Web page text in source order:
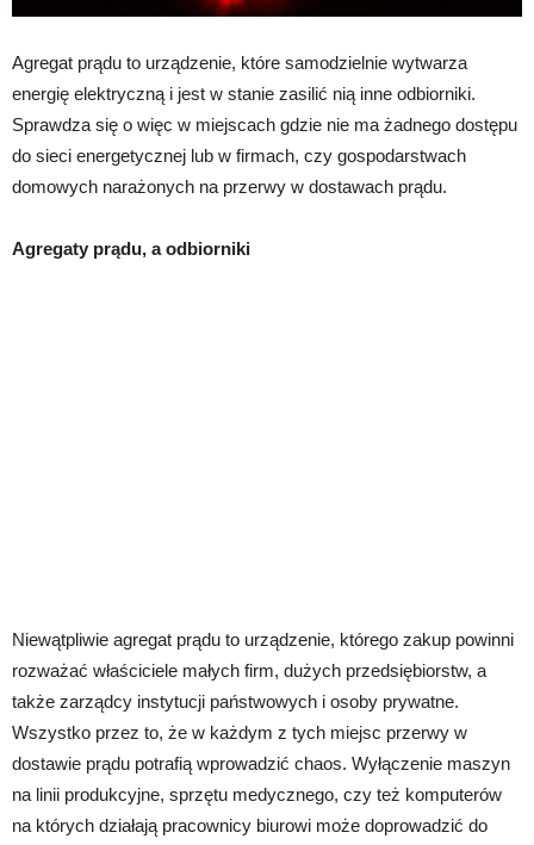
Agregat prądu to urządzenie, które samodzielnie wytwarza
energię elektryczną i jest w stanie zasilić nią inne odbiorniki.
Sprawdza się o więc w miejscach gdzie nie ma żadnego dostępu
do sieci energetycznej lub w firmach, czy gospodarstwach
domowych narażonych na przerwy w dostawach prądu.
Agregaty prądu, a odbiorniki
Niewątpliwie agregat prądu to urządzenie, którego zakup powinni
rozważać właściciele małych firm, dużych przedsiębiorstw, a
także zarządcy instytucji państwowych i osoby prywatne.
Wszystko przez to, że w każdym z tych miejsc przerwy w
dostawie prądu potrafią wprowadzić chaos. Wyłączenie maszyn
na linii produkcyjne, sprzętu medycznego, czy też komputerów
na których działają pracownicy biurowi może doprowadzić do